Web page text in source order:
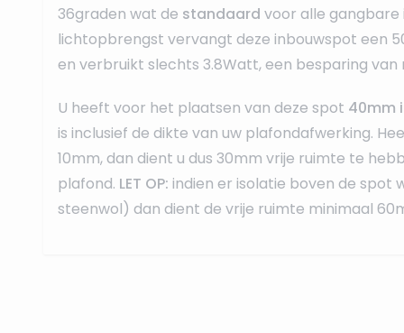
36graden wat de standaard voor alle gangbare
lichtopbrengst vervangt deze inbouwspot een
en verbruikt slechts 3.8Watt, een besparing van
U heeft voor het plaatsen van deze spot 40mm
is inclusief de dikte van uw plafondafwerking.
10mm, dan dient u dus 30mm vrije ruimte te
plafond. LET OP: indien er isolatie boven de spot
steenwol) dan dient de vrije ruimte minimaal